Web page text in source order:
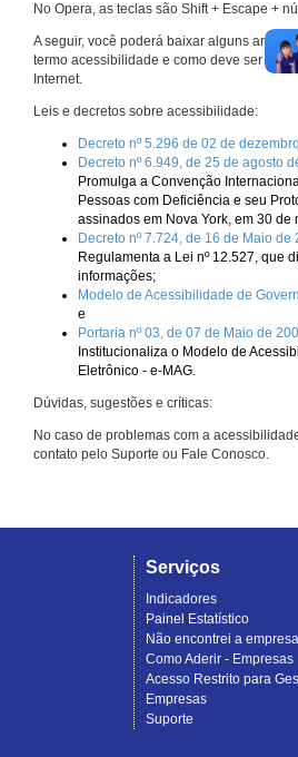
No Opera, as teclas são Shift + Escape +
A seguir, você poderá baixar alguns
termo acessibilidade e como deve ser
Internet.
Leis e decretos sobre acessibilidade:
Decreto nº 5.296 de 02 de
Decreto nº 6.949, de 25 de agosto
Promulga a Convenção
Pessoas com Deficiência e seu
assinados em Nova York, em 30 de
Decreto nº 7.724, de 16 de Maio de
Regulamenta a Lei nº 12.527, que
informações;
Modelo de Acessibilidade de
e
Portaria nº 03, de 07 de Maio de
Institucionaliza o Modelo de
Eletrônico - e-MAG.
Dúvidas, sugestões e críticas:
No caso de problemas com a
contato pelo Suporte ou Fale Conosco.
Serviços
Indicadores
Painel Estatístico
Não encontrei a empresa
Como Aderir - Empresas
Acesso Restrito para
Empresas
Suporte